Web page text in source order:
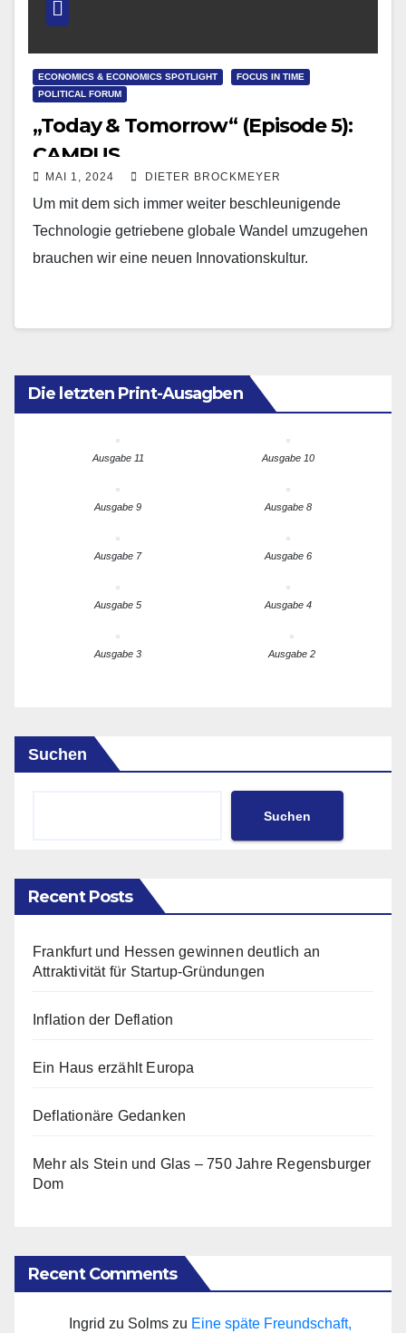
ECONOMICS & ECONOMICS SPOTLIGHT
FOCUS IN TIME
POLITICAL FORUM
„Today & Tomorrow“ (Episode 5):
CAMPUS
MAI 1, 2024 DIETER BROCKMEYER
Um mit dem sich immer weiter beschleunigende
Technologie getriebene globale Wandel umzugehen
brauchen wir eine neuen Innovationskultur.
Die letzten Print-Ausagben
Ausgabe 11 Ausgabe 10
Ausgabe 9 Ausgabe 8
Ausgabe 7 Ausgabe 6
Ausgabe 5 Ausgabe 4
Ausgabe 3 Ausgabe 2
Suchen
Suchen
Recent Posts
Frankfurt und Hessen gewinnen deutlich an
Attraktivität für Startup-Gründungen
Inflation der Deflation
Ein Haus erzählt Europa
Deflationäre Gedanken
Mehr als Stein und Glas – 750 Jahre Regensburger
Dom
Recent Comments
Ingrid zu Solms zu Eine späte Freundschaft,